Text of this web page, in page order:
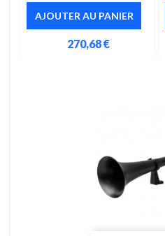
AJOUTER AU PANIER
270,68 €